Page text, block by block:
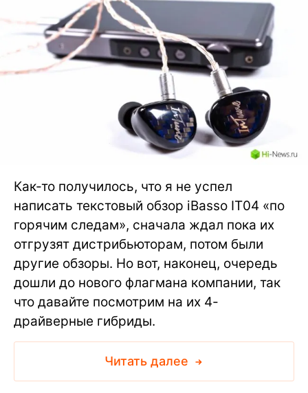
Как-то получилось, что я не успел
написать текстовый обзор iBasso IT04 «по
горячим следам», сначала ждал пока их
отгрузят дистрибьюторам, потом были
другие обзоры. Но вот, наконец, очередь
дошли до нового флагмана компании, так
что давайте посмотрим на их 4-
драйверные гибриды.
Читать далее